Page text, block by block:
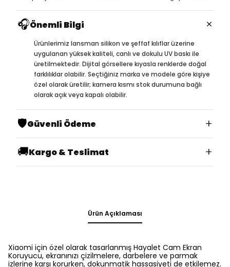
🎧Önemli Bilgi ×
Ürünlerimiz lansman silikon ve şeffaf kılıflar üzerine
uygulanan yüksek kaliteli, canlı ve dokulu UV baskı ile
üretilmektedir. Dijital görsellere kıyasla renklerde doğal
farklılıklar olabilir. Seçtiğiniz marka ve modele göre kişiye
özel olarak üretilir; kamera kısmı stok durumuna bağlı
olarak açık veya kapalı olabilir.
🛡️Güvenli Ödeme
+
🚚Kargo & Teslimat +
Ürün Açıklaması
Xiaomi için özel olarak tasarlanmış Hayalet Cam Ekran
Koruyucu, ekranınızı çizilmelere, darbelere ve parmak
izlerine karşı korurken, dokunmatik hassasiyeti de etkilemez.